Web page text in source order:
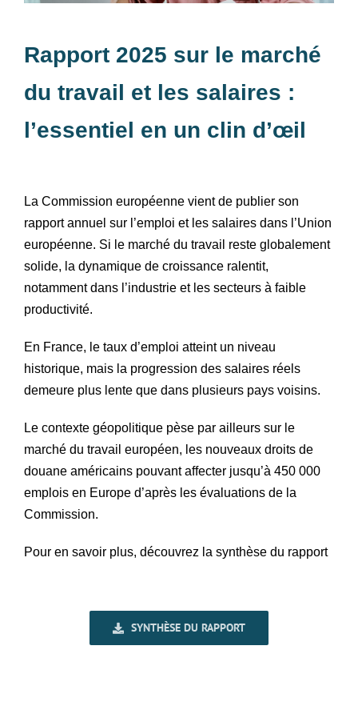
Rapport 2025 sur le marché
du travail et les salaires :
l’essentiel en un clin d’œil
La Commission européenne vient de publier son
rapport annuel sur l’emploi et les salaires dans l’Union
européenne. Si le marché du travail reste globalement
solide, la dynamique de croissance ralentit,
notamment dans l’industrie et les secteurs à faible
productivité.
En France, le taux d’emploi atteint un niveau
historique, mais la progression des salaires réels
demeure plus lente que dans plusieurs pays voisins.
Le contexte géopolitique pèse par ailleurs sur le
marché du travail européen, les nouveaux droits de
douane américains pouvant affecter jusqu’à 450 000
emplois en Europe d’après les évaluations de la
Commission.
Pour en savoir plus, découvrez la synthèse du rapport
SYNTHÈSE DU RAPPORT